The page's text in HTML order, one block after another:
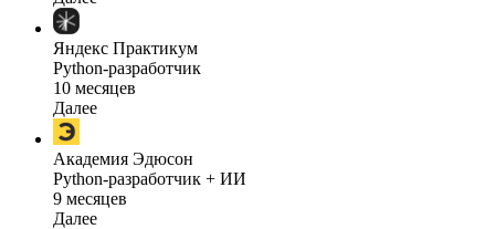
Яндекс Практикум
Python-разработчик
10 месяцев
Далее
Академия Эдюсон
Python-разработчик + ИИ
9 месяцев
Далее